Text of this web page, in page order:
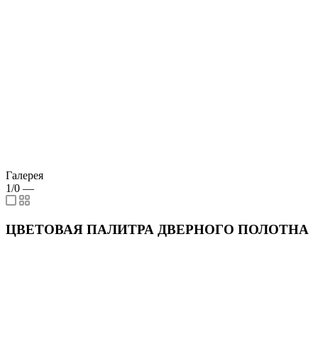
Галерея
1/0 —
ЦВЕТОВАЯ ПАЛИТРА ДВЕРНОГО ПОЛОТНА